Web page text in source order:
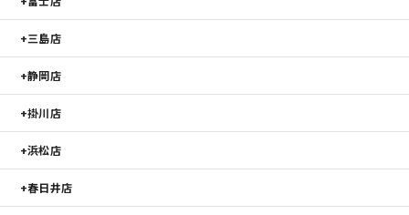
三島店
静岡店
掛川店
浜松店
春日井店